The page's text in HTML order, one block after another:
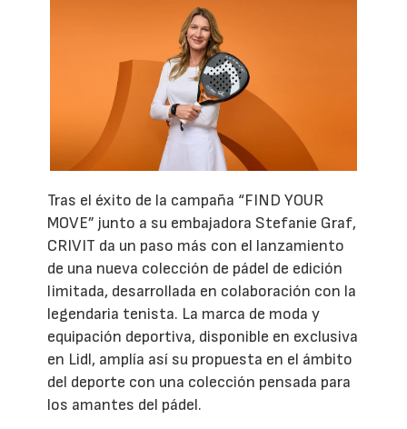
Tras el éxito de la campaña “FIND YOUR
MOVE” junto a su embajadora Stefanie Graf,
CRIVIT da un paso más con el lanzamiento
de una nueva colección de pádel de edición
limitada, desarrollada en colaboración con la
legendaria tenista. La marca de moda y
equipación deportiva, disponible en exclusiva
en Lidl, amplía así su propuesta en el ámbito
del deporte con una colección pensada para
los amantes del pádel.